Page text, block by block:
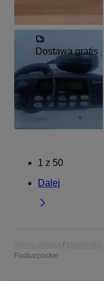
Dostawa gratis
1 z 50
Dalej
Podkarpackie